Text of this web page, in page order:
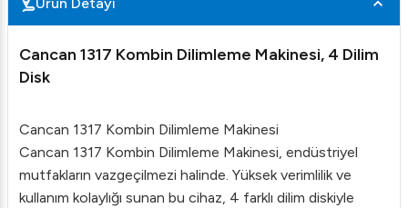
Cancan 1317 Kombin Dilimleme Makinesi, 4 Dilim
Disk
Cancan 1317 Kombin Dilimleme Makinesi
Cancan 1317 Kombin Dilimleme Makinesi, endüstriyel
mutfakların vazgeçilmezi halinde. Yüksek verimlilik ve
kullanım kolaylığı sunan bu cihaz, 4 farklı dilim diskiyle